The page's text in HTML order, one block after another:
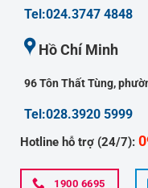
Tel:024.3747 4848
Hồ Chí Minh
96 Tôn Thất Tùng,
Tel:028.3920 5999
Hotline hỗ trợ (24/7):
1900 6695